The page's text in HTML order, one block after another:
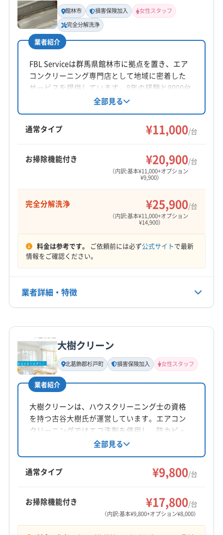
館林市 損害保険加入
女性スタッフ
完全分解洗浄
業者紹介
FBL Serviceは群馬県館林市に拠点を置き、エア
コンクリーニング専門店として地域に密着した
サービスを提供しています。8年の経験と8000台
以上の作業実績を持ち、完全分解洗浄や損害保
険加入で安心です。土日祝日対応可能で、女性
スタッフも在籍。防カビ・抗菌コーティングに
も対応し、丁寧な作業を心がけています。
全部見る
通常タイプ ¥11,000/台
お掃除機能付き ¥20,900/台
（内訳:基本¥11,000+オプション
¥9,900）
完全分解洗浄 ¥25,900/台
（内訳:基本¥11,000+オプション
¥14,900）
料金は参考です。 ご依頼前には必ず公式サイトで最新
情報をご確認ください。
業者詳細・特徴
基本情報
代表者名
本多
所在地
群馬県館林市
対応地域
みどり市 伊勢崎市
前橋市
太田市 邑楽郡千代田町
邑楽郡大泉町
邑楽郡板倉町
(埼玉県) 羽生市
(埼玉県) 行田市
(埼玉県) 深谷市
(埼玉県) 東松山市
(埼玉県) 比企郡滑川町
(埼玉県) 比企郡吉見町
9:00〜17:00
大樹クリーン
北葛飾郡杉戸町 損害保険加入 女性スタッフ
業者紹介
大樹クリーンは、ハウスクリーニング士の資格
を持つ古谷大樹氏が運営しています。エアコン
クリーニングではエコ洗剤を使用し、防カビ・
抗菌コーティングも実施。女性スタッフ同行も
可能で安心して依頼できます。埼玉県北葛飾郡
杉戸町に拠点を置き、幅広いエリアに対応。損
害保険加入済みで、営業時間外や対応地域外の
ミュニケーションを大切にしています。
全部見る
通常タイプ ¥9,800/台
お掃除機能付き ¥17,800/台
（内訳:基本¥9,800+オプション¥8,000）